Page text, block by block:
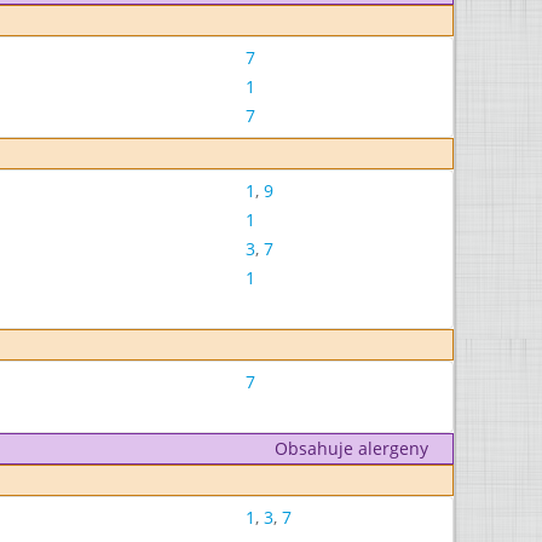
7
1
7
1, 9
1
3, 7
1
7
Obsahuje alergeny
1, 3, 7